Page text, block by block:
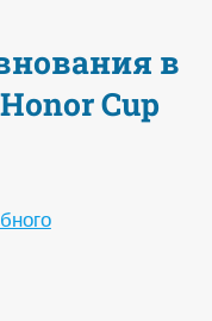
в
Cup